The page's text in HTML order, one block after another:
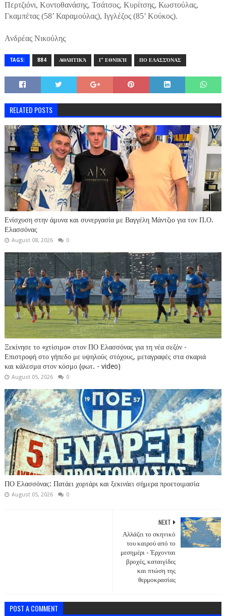
Περτζιόνι, Κοντοθανάσης, Τσάτσος, Κυρίτσης, Κωστούλας,
Γκαμπέτας (58’ Καραμούλας), Ιγγλέζος (85’ Κούκος).
Ανδρέας Νικούλης
TAGS: 884 ΑΘΛΗΤΙΚΆ Γ' ΕΘΝΙΚΉ ΠΟ ΕΛΑΣΣΌΝΑΣ
RELATED POSTS
Ενίσχυση στην άμυνα και συνεργασία με Βαγγέλη Μάντζιο για τον Π.Ο.
Ελασσόνας
August 08, 2026 0
Ξεκίνησε το «χτίσιμο» στον ΠΟ Ελασσόνας για τη νέα σεζόν -
Επιστροφή στο γήπεδο με υψηλούς στόχους, μεταγραφές στα σκαριά
και κάλεσμα στον κόσμο (φωτ. - video)
August 05, 2026 0
ΠΟ Ελασσόνας: Πατάει χορτάρι και ξεκινάει σήμερα προετοιμασία
August 05, 2026 0
NEXT
Αλλάζει το σκηνικό
του καιρού από το
μεσημέρι - Έρχονται
βροχές, καταιγίδες
και πτώση της
θερμοκρασίας
POST A COMMENT